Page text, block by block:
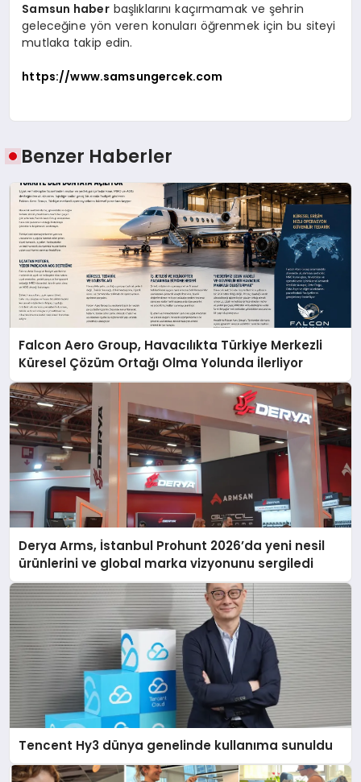
Samsun haberbaşlıklarını kaçırmamak ve şehrin
geleceğine yön veren konuları öğrenmek için bu siteyi
mutlaka takip edin.
https://www.samsungercek.com
Benzer Haberler
Falcon Aero Group, Havacılıkta Türkiye Merkezli
Küresel Çözüm Ortağı Olma Yolunda İlerliyor
Derya Arms, İstanbul Prohunt 2026’da yeni nesil
ürünlerini ve global marka vizyonunu sergiledi
Tencent Hy3 dünya genelinde kullanıma sunuldu